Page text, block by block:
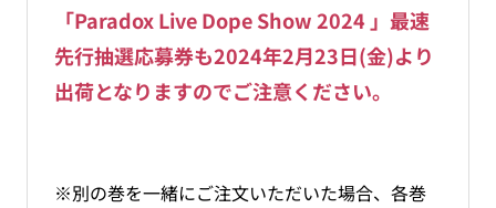
「Paradox Live Dope Show 2024 」最速
先行抽選応募券も2024年2月23日(金)より
出荷となりますのでご注意ください。
※別の巻を一緒にご注文いただいた場合、各巻